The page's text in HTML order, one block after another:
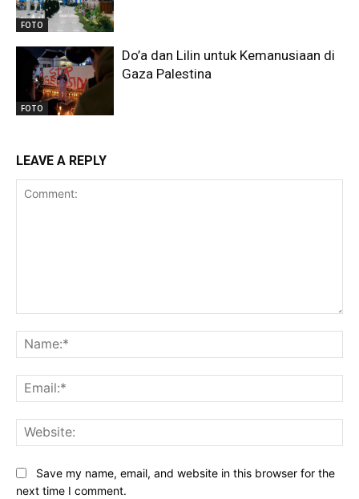
FOTO
FOTO
Do’a dan Lilin untuk Kemanusiaan di
Gaza Palestina
LEAVE A REPLY
Save my name, email, and website in this browser for the
next time I comment.